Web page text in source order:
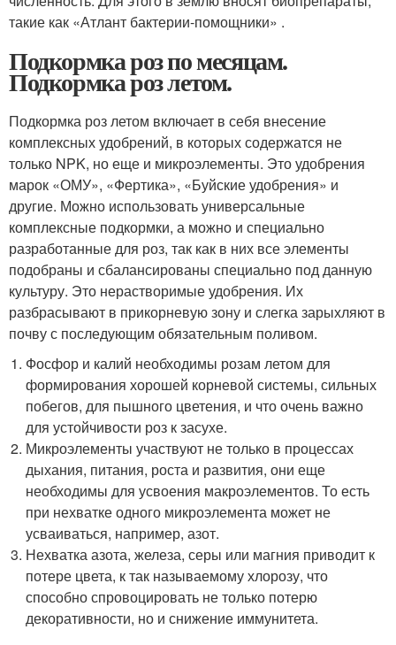
такие как «Атлант бактерии-помощники» .
Подкормка роз по месяцам.
Подкормка роз летом.
Подкормка роз летом включает в себя внесение
комплексных удобрений, в которых содержатся не
только NPK, но еще и микроэлементы. Это удобрения
марок «ОМУ», «Фертика», «Буйские удобрения» и
другие. Можно использовать универсальные
комплексные подкормки, а можно и специально
разработанные для роз, так как в них все элементы
подобраны и сбалансированы специально под данную
культуру. Это нерастворимые удобрения. Их
разбрасывают в прикорневую зону и слегка зарыхляют в
почву с последующим обязательным поливом.
Фосфор и калий необходимы розам летом для
формирования хорошей корневой системы, сильных
побегов, для пышного цветения, и что очень важно
для устойчивости роз к засухе.
Микроэлементы участвуют не только в процессах
дыхания, питания, роста и развития, они еще
необходимы для усвоения макроэлементов. То есть
при нехватке одного микроэлемента может не
усваиваться, например, азот.
Нехватка азота, железа, серы или магния приводит к
потере цвета, к так называемому хлорозу, что
способно спровоцировать не только потерю
декоративности, но и снижение иммунитета.